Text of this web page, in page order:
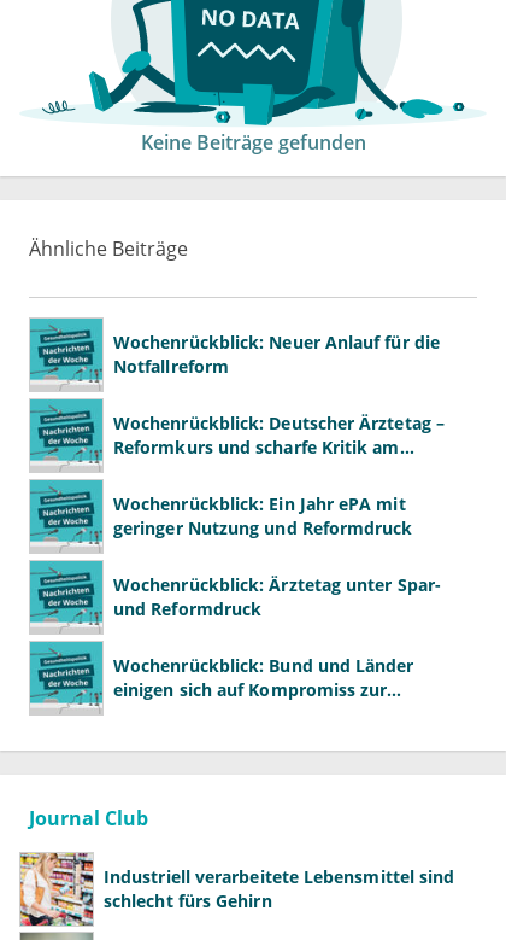
Keine Beiträge gefunden
Ähnliche Beiträge
Wochenrückblick: Neuer Anlauf für die
Notfallreform
Wochenrückblick: Deutscher Ärztetag –
Reformkurs und scharfe Kritik am
Wochenrückblick: Ein Jahr ePA mit
geringer Nutzung und Reformdruck
Wochenrückblick: Ärztetag unter Spar-
und Reformdruck
Wochenrückblick: Bund und Länder
einigen sich auf Kompromiss zur
Journal Club
Industriell verarbeitete Lebensmittel sind
schlecht fürs Gehirn